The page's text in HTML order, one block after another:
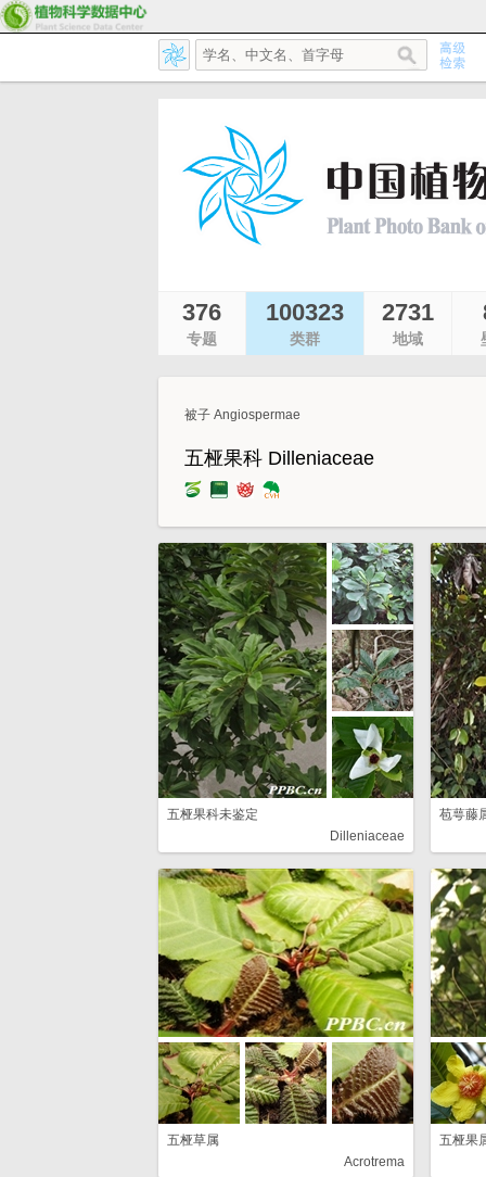
376
专题
100323
类群
2731
地域
被子 Angiospermae
五桠果科 Dilleniaceae
五桠果科未鉴定
Dilleniaceae
苞萼藤
五桠草属
Acrotrema
五桠果